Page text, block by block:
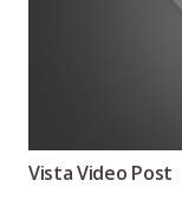
Vista Video Post